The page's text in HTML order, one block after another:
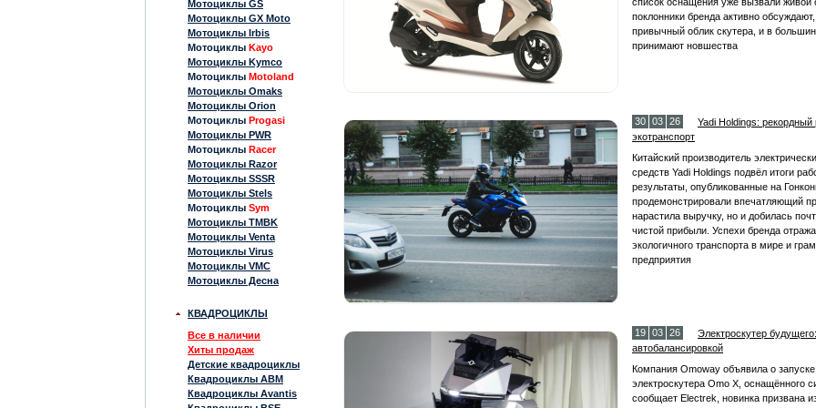
Мотоциклы GS
Мотоциклы GX Moto
Мотоциклы Irbis
Мотоциклы Kayo
Мотоциклы Kymco
Мотоциклы Motoland
Мотоциклы Omaks
Мотоциклы Orion
Мотоциклы Progasi
Мотоциклы PWR
Мотоциклы Racer
Мотоциклы Razor
Мотоциклы SSSR
Мотоциклы Stels
Мотоциклы Sym
Мотоциклы TMBK
Мотоциклы Venta
Мотоциклы Virus
Мотоциклы VMC
Мотоциклы Десна
КВАДРОЦИКЛЫ
Все в наличии
Хиты продаж
Детские квадроциклы
Квадроциклы ABM
Квадроциклы Avantis
поклонники бренда активно
привычный облик скутера, и в
принимают новшества
30 03 26
Yadi Holdings:
экотранспорт
Китайский производитель
средств Yadi Holdings подвёл итоги
результаты, опубликованные на
продемонстрировали впечатляющий
нарастила выручку, но и добилась
чистой прибыли. Успехи бренда
экологичного транспорта в мире и
предприятия
19 03 26
Электроскутер
автобалансировкой
Компания Omoway объявила о
электроскутера Omo X, оснащённого
сообщает Electrek, новинка призвана